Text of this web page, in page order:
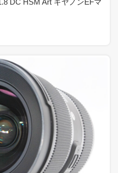
DC HSM Art キヤノンEFマ